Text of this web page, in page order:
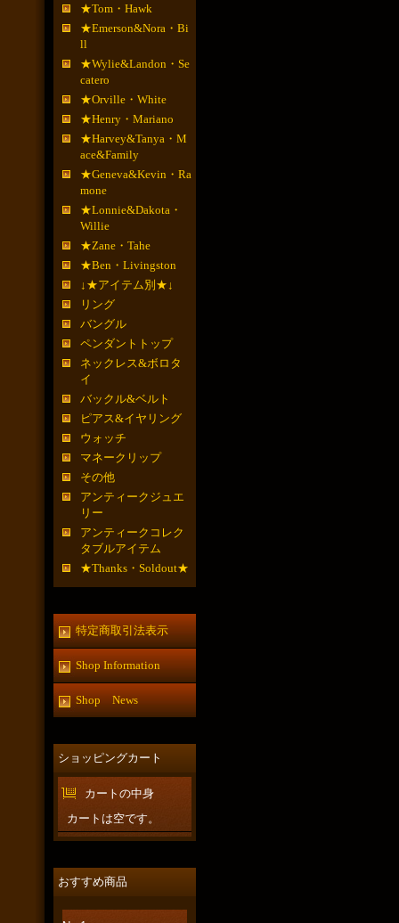
★Tom・Hawk
★Emerson&Nora・Bi
ll
★Wylie&Landon・Se
catero
★Orville・White
★Henry・Mariano
★Harvey&Tanya・M
ace&Family
★Geneva&Kevin・Ra
mone
★Lonnie&Dakota・
Willie
★Zane・Tahe
★Ben・Livingston
↓★アイテム別★↓
リング
バングル
ペンダントトップ
ネックレス&ボロタ
イ
バックル&ベルト
ピアス&イヤリング
ウォッチ
マネークリップ
その他
アンティークジュエ
リー
アンティークコレク
タブルアイテム
★Thanks・Soldout★
特定商取引法表示
Shop Information
Shop News
ショッピングカート
カートの中身
カートは空です。
おすすめ商品